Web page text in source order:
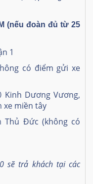
(nếu đoàn đủ từ 25
1
có điểm gửi xe
Kinh Dương Vương,
xe miền tây
Thủ Đức (không có
sẽ trả khách tại các